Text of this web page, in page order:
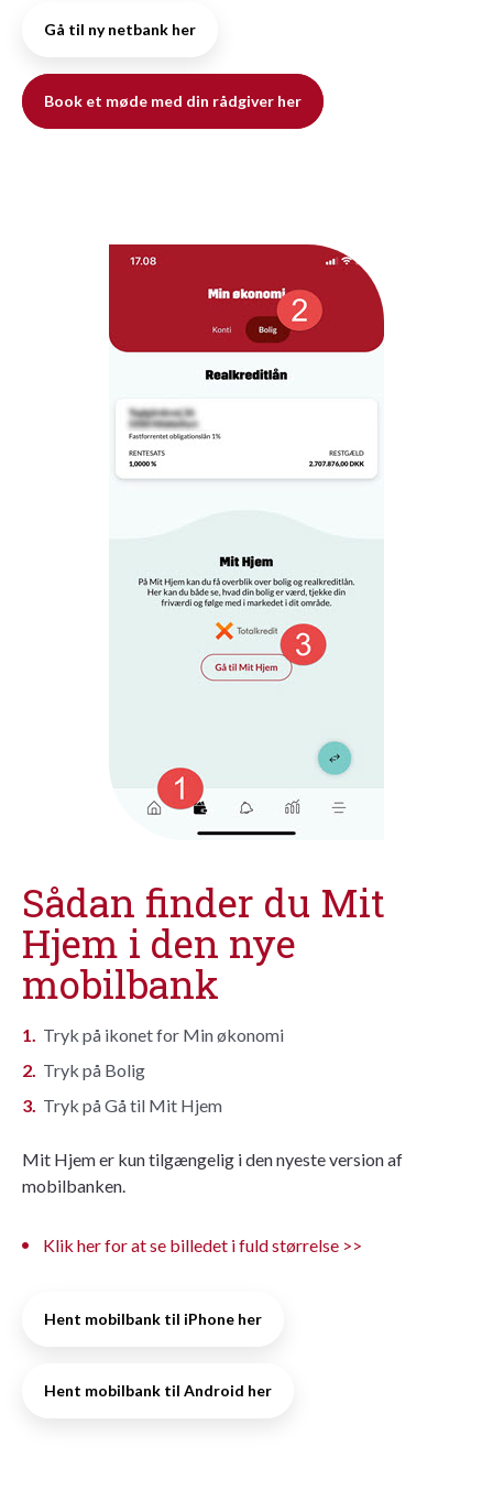
Gå til ny netbank her
Book et møde med din rådgiver her
Sådan finder du Mit
Hjem i den nye
mobilbank
Tryk på ikonet for Min økonomi
Tryk på Bolig
Tryk på Gå til Mit Hjem
Mit Hjem er kun tilgængelig i den nyeste version af
mobilbanken.
Klik her for at se billedet i fuld størrelse >>
Hent mobilbank til iPhone her
Hent mobilbank til Android her